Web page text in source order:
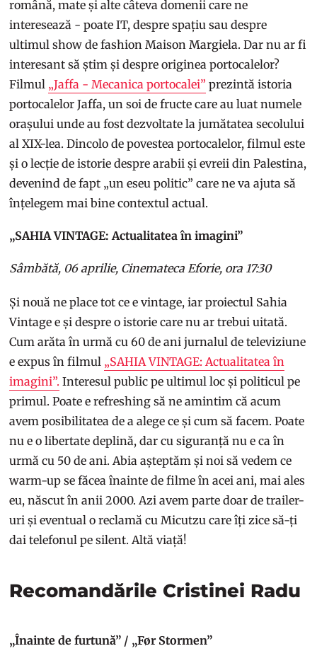
română, mate și alte câteva domenii care ne
interesează - poate IT, despre spațiu sau despre
ultimul show de fashion Maison Margiela. Dar nu ar fi
interesant să știm și despre originea portocalelor?
Filmul „Jaffa - Mecanica portocalei” prezintă istoria
portocalelor Jaffa, un soi de fructe care au luat numele
orașului unde au fost dezvoltate la jumătatea secolului
al XIX-lea. Dincolo de povestea portocalelor, filmul este
și o lecție de istorie despre arabii și evreii din Palestina,
devenind de fapt „un eseu politic” care ne va ajuta să
înțelegem mai bine contextul actual.
„SAHIA VINTAGE: Actualitatea în imagini”
Sâmbătă, 06 aprilie, Cinemateca Eforie, ora 17:30
Și nouă ne place tot ce e vintage, iar proiectul Sahia
Vintage e și despre o istorie care nu ar trebui uitată.
Cum arăta în urmă cu 60 de ani jurnalul de televiziune
e expus în filmul „SAHIA VINTAGE: Actualitatea în
imagini”. Interesul public pe ultimul loc și politicul pe
primul. Poate e refreshing să ne amintim că acum
avem posibilitatea de a alege ce și cum să facem. Poate
nu e o libertate deplină, dar cu siguranță nu e ca în
urmă cu 50 de ani. Abia așteptăm și noi să vedem ce
warm-up se făcea înainte de filme în acei ani, mai ales
eu, născut în anii 2000. Azi avem parte doar de trailer-
uri și eventual o reclamă cu Micutzu care îți zice să-ți
dai telefonul pe silent. Altă viață!
Recomandările Cristinei Radu
„Înainte de furtună” / „Før Stormen”